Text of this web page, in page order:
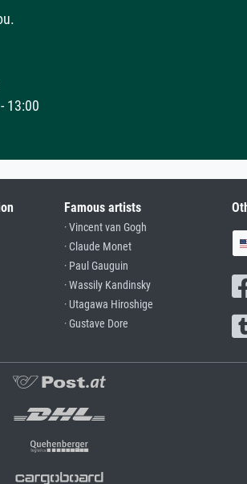
13:00
Famous artists
· Vincent van Gogh
· Claude Monet
· Paul Gauguin
· Wassily Kandinsky
· Utagawa Hiroshige
· Gustave Dore